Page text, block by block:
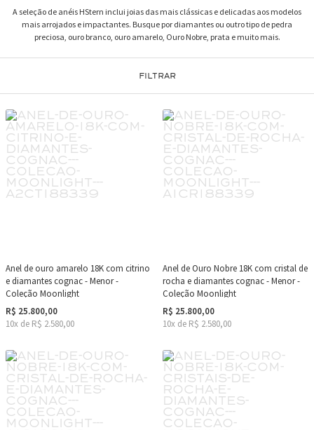
A seleção de anéis HStern inclui joias das mais clássicas e delicadas aos modelos
mais arrojados e impactantes. Busque por diamantes ou outro tipo de pedra
preciosa, ouro branco, ouro amarelo, Ouro Nobre, prata e muito mais.
FILTRAR
Anel de ouro amarelo 18K com citrino
e diamantes cognac - Menor -
Coleção Moonlight
R$ 25.800,00
10x de R$ 2.580,00
Anel de Ouro Nobre 18K com cristal de
rocha e diamantes cognac - Menor -
Coleção Moonlight
R$ 25.800,00
10x de R$ 2.580,00